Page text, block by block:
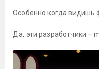
Особенно когда видишь
Да, эти разработчики –